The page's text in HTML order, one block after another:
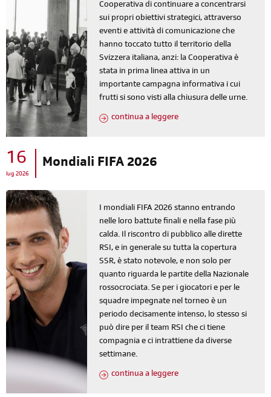
Cooperativa di continuare a concentrarsi
sui propri obiettivi strategici, attraverso
eventi e attività di comunicazione che
hanno toccato tutto il territorio della
Svizzera italiana, anzi: la Cooperativa è
stata in prima linea attiva in un
importante campagna informativa i cui
frutti si sono visti alla chiusura delle urne.
continua a leggere
16
lug 2026
Mondiali FIFA 2026
I mondiali FIFA 2026 stanno entrando
nelle loro battute finali e nella fase più
calda. Il riscontro di pubblico alle dirette
RSI, e in generale su tutta la copertura
SSR, è stato notevole, e non solo per
quanto riguarda le partite della Nazionale
rossocrociata. Se per i giocatori e per le
squadre impegnate nel torneo è un
periodo decisamente intenso, lo stesso si
può dire per il team RSI che ci tiene
compagnia e ci intrattiene da diverse
settimane.
continua a leggere